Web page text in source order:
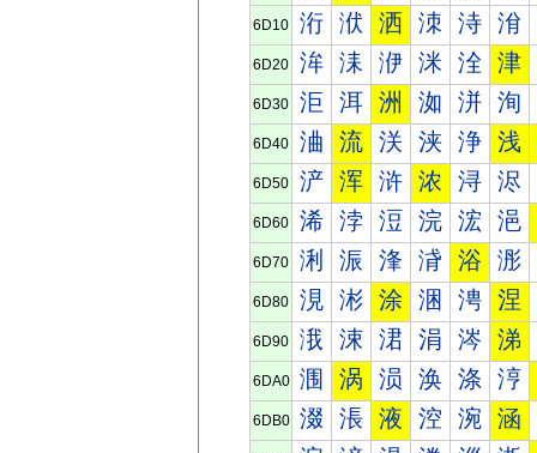
6D10 洐 洑 洒 洓 洔 洕
6D20 洠 洡 洢 洣 洤 津
6D30 洰 洱 洲 洳 洴 洵
6D40 浀 流 浂 浃 浄 浅
6D50 浐 浑 浒 浓 浔 浕
6D60 浠 浡 浢 浣 浤 浥
6D70 浰 浱 浲 浳 浴 浵
6D80 涀 涁 涂 涃 涄 涅
6D90 涐 涑 涒 涓 涔 涕
6DA0 涠 涡 涢 涣 涤 涥
6DB0 涰 涱 液 涳 涴 涵